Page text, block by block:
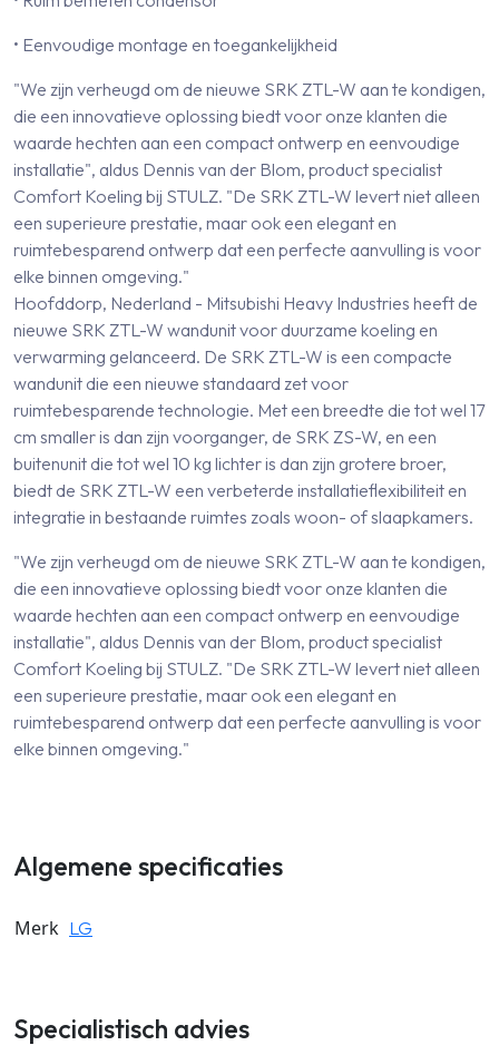
• Eenvoudige montage en toegankelijkheid
"We zijn verheugd om de nieuwe SRK ZTL-W aan te kondigen,
die een innovatieve oplossing biedt voor onze klanten die
waarde hechten aan een compact ontwerp en eenvoudige
installatie", aldus Dennis van der Blom, product specialist
Comfort Koeling bij STULZ. "De SRK ZTL-W levert niet alleen
een superieure prestatie, maar ook een elegant en
ruimtebesparend ontwerp dat een perfecte aanvulling is voor
elke binnen omgeving."
Hoofddorp, Nederland - Mitsubishi Heavy Industries heeft de
nieuwe SRK ZTL-W wandunit voor duurzame koeling en
verwarming gelanceerd. De SRK ZTL-W is een compacte
wandunit die een nieuwe standaard zet voor
ruimtebesparende technologie. Met een breedte die tot wel 17
cm smaller is dan zijn voorganger, de SRK ZS-W, en een
buitenunit die tot wel 10 kg lichter is dan zijn grotere broer,
biedt de SRK ZTL-W een verbeterde installatieflexibiliteit en
integratie in bestaande ruimtes zoals woon- of slaapkamers.
"We zijn verheugd om de nieuwe SRK ZTL-W aan te kondigen,
die een innovatieve oplossing biedt voor onze klanten die
waarde hechten aan een compact ontwerp en eenvoudige
installatie", aldus Dennis van der Blom, product specialist
Comfort Koeling bij STULZ. "De SRK ZTL-W levert niet alleen
een superieure prestatie, maar ook een elegant en
ruimtebesparend ontwerp dat een perfecte aanvulling is voor
elke binnen omgeving."
Algemene specificaties
Merk LG
Specialistisch advies